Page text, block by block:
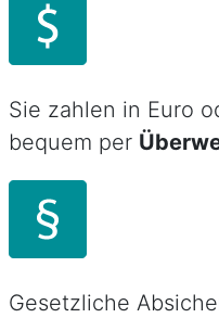
Sie zahlen in Euro
bequem per
Gesetzliche